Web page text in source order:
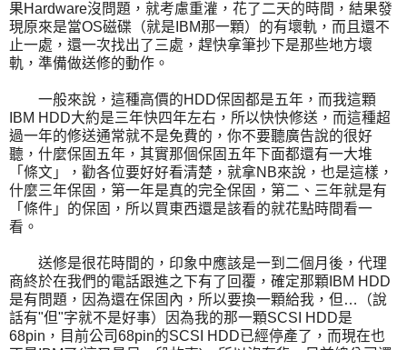
果Hardware沒問題，就考慮重灌，花了二天的時間，結果發
現原來是當OS磁碟（就是IBM那一顆）的有壞軌，而且還不
止一處，還一次找出了三處，趕快拿筆抄下是那些地方壞
軌，準備做送修的動作。
一般來說，這種高價的HDD保固都是五年，而我這顆
IBM HDD大約是三年快四年左右，所以快快修送，而這種超
過一年的修送通常就不是免費的，你不要聽廣告說的很好
聽，什麼保固五年，其實那個保固五年下面都還有一大堆
「條文」，勸各位要好好看清楚，就拿NB來說，也是這樣，
什麼三年保固，第一年是真的完全保固，第二、三年就是有
「條件」的保固，所以買東西還是該看的就花點時間看一
看。
送修是很花時間的，印象中應該是一到二個月後，代理
商終於在我們的電話跟進之下有了回覆，確定那顆IBM HDD
是有問題，因為還在保固內，所以要換一顆給我，但…（說
話有"但"字就不是好事）因為我的那一顆SCSI HDD是
68pin，目前公司68pin的SCSI HDD已經停產了，而現在也